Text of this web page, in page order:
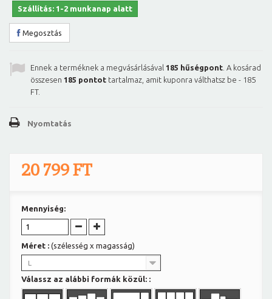
Szállítás: 1-2 munkanap alatt
Megosztás
Ennek a terméknek a megvásárlásával 185 hűségpont . A kosárad
összesen 185 pontot tartalmaz, amit kuponra válthatsz be - 185
FT.
Nyomtatás
20 799 FT
Mennyiség:
Méret : (szélesség x magasság)
L
Válassz az alábbi formák közül: :